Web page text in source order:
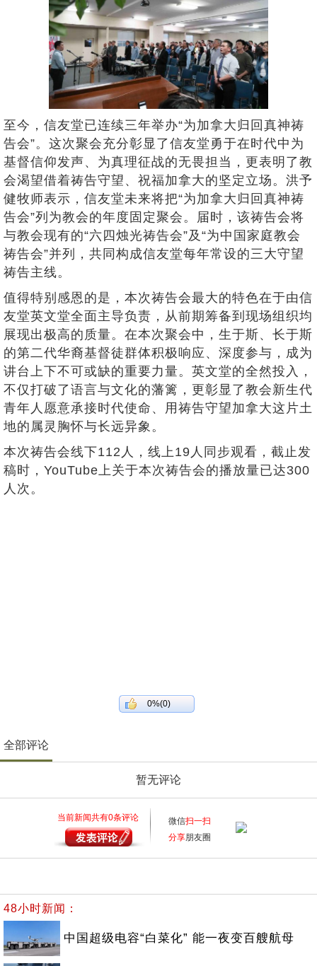
至今，信友堂已连续三年举办“为加拿大归回真神祷
告会”。这次聚会充分彰显了信友堂勇于在时代中为
基督信仰发声、为真理征战的无畏担当，更表明了教
会渴望借着祷告守望、祝福加拿大的坚定立场。洪予
健牧师表示，信友堂未来将把“为加拿大归回真神祷
告会”列为教会的年度固定聚会。届时，该祷告会将
与教会现有的“六四烛光祷告会”及“为中国家庭教会
祷告会”并列，共同构成信友堂每年常设的三大守望
祷告主线。
值得特别感恩的是，本次祷告会最大的特色在于由信
友堂英文堂全面主导负责，从前期筹备到现场组织均
展现出极高的质量。在本次聚会中，生于斯、长于斯
的第二代华裔基督徒群体积极响应、深度参与，成为
讲台上下不可或缺的重要力量。英文堂的全然投入，
不仅打破了语言与文化的藩篱，更彰显了教会新生代
青年人愿意承接时代使命、用祷告守望加拿大这片土
地的属灵胸怀与长远异象。
本次祷告会线下112人，线上19人同步观看，截止发
稿时，YouTube上关于本次祷告会的播放量已达300
人次。
0%(0)
全部评论
暂无评论
当前新闻共有0条评论 微信扫一扫
分享朋友圈
48小时新闻：
中国超级电容“白菜化” 能一夜变百艘航母